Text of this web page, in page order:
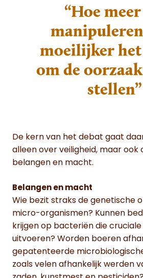
“Hoe
moeilijker
om de
stellen”
De kern van het debat gaat
alleen over veiligheid, maar ook
belangen en macht.
Belangen en macht
Wie bezit straks de genetische
micro-organismen? Kunnen
krijgen op bacteriën die
uitvoeren? Worden boeren
gepatenteerde
zoals velen afhankelijk werden